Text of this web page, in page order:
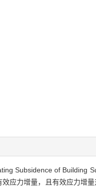
Subsidence of Building
应力增量，且有效应力增